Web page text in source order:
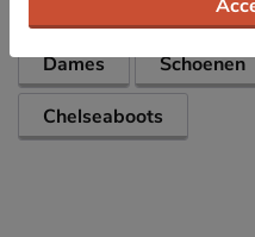
Dames Schoenen
Chelseaboots